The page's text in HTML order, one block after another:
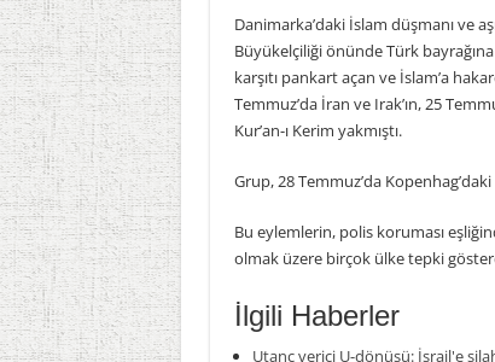
Danimarka’daki İslam düşmanı ve
Büyükelçiliği önünde Türk bayrağına
karşıtı pankart açan ve İslam’a
Temmuz’da İran ve Irak’ın, 25
Kur’an-ı Kerim yakmıştı.
Grup, 28 Temmuz’da
Bu eylemlerin, polis koruması
olmak üzere birçok ülke tepki
İlgili Haberler
Utanç verici U-dönüşü: İsrail'e